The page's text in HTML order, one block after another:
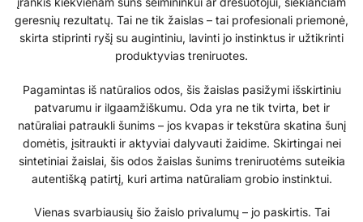
geresnių rezultatų. Tai ne tik žaislas – tai profesionali priemonė,
skirta stiprinti ryšį su augintiniu, lavinti jo instinktus ir užtikrinti
produktyvias treniruotes.
Pagamintas iš natūralios odos, šis žaislas pasižymi išskirtiniu
patvarumu ir ilgaamžiškumu. Oda yra ne tik tvirta, bet ir
natūraliai patraukli šunims – jos kvapas ir tekstūra skatina šunį
domėtis, įsitraukti ir aktyviai dalyvauti žaidime. Skirtingai nei
sintetiniai žaislai, šis odos žaislas šunims treniruotėms suteikia
autentišką patirtį, kuri artima natūraliam grobio instinktui.
Vienas svarbiausių šio žaislo privalumų – jo paskirtis. Tai